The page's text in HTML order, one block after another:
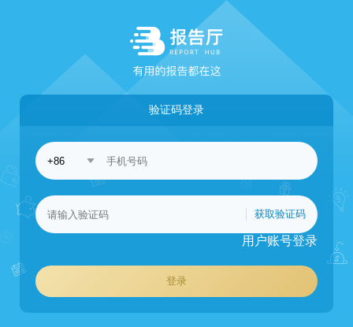
验证码登录
获取验证码
用户账号登录
登录